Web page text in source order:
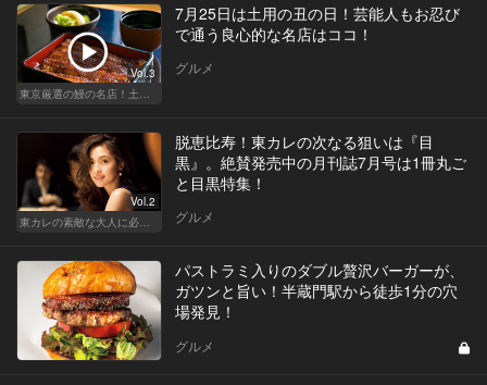
Vol.3
東京厳選の鰻の名店！土用の丑の日じゃなくても行きたい
7月25日は土用の丑の日！芸能人もお忍び
で通う良心的な名店はココ！
グルメ
Vol.2
東カレの素敵な大人に必要なこと
脱恵比寿！東カレの次なる狙いは『目
黒』。絶賛発売中の月刊誌7月号は1冊丸ご
と目黒特集！
グルメ
パストラミ入りのダブル贅沢バーガーが、
ガツンと旨い！半蔵門駅から徒歩1分の穴
場発見！
グルメ